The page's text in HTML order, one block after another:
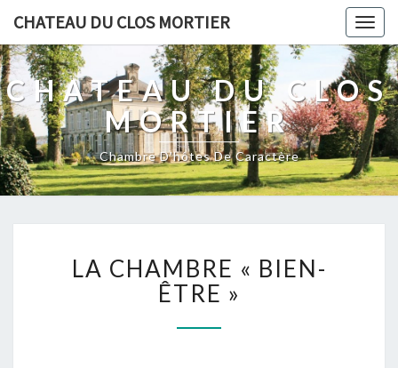
CHATEAU DU CLOS MORTIER
CHATEAU DU CLOS
MORTIER
Chambre D'hôtes De Caractère
CHAMBRE
« BIEN-
ÊTRE »
LA CHAMBRE « BIEN-
ÊTRE »